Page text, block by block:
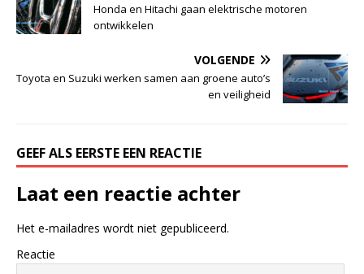
Honda en Hitachi gaan elektrische motoren
ontwikkelen
VOLGENDE
Toyota en Suzuki werken samen aan groene auto’s
en veiligheid
GEEF ALS EERSTE EEN REACTIE
Laat een reactie achter
Het e-mailadres wordt niet gepubliceerd.
Reactie